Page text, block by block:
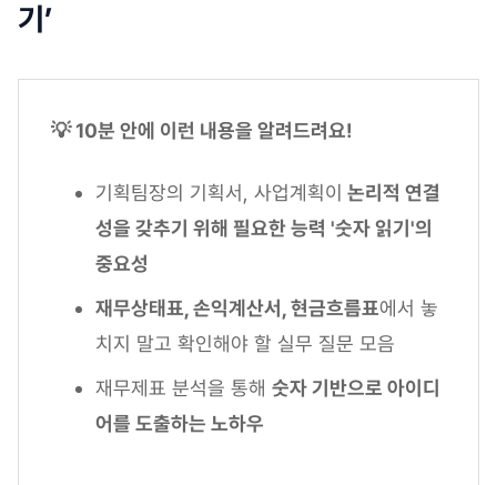
기’
💡 10분 안에 이런 내용을 알려드려요!
기획팀장의 기획서, 사업계획이 논리적 연결
성을 갖추기 위해 필요한 능력 '숫자 읽기'의
중요성
재무상태표, 손익계산서, 현금흐름표에서 놓
치지 말고 확인해야 할 실무 질문 모음
재무제표 분석을 통해 숫자 기반으로 아이디
어를 도출하는 노하우